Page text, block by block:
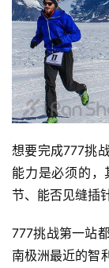
想要完成777挑
能力是必须的
节、能否见缝插
777挑战第一站
南极洲最近的智